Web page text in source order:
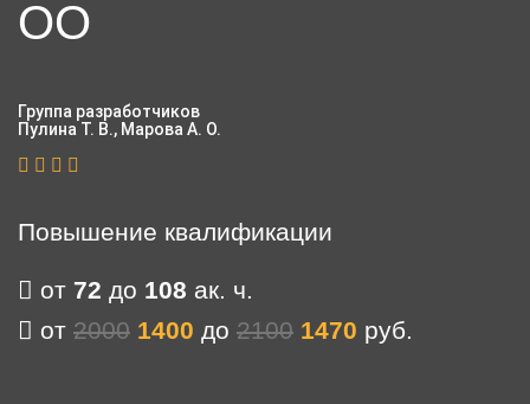
ОО
Группа разработчиков
Пулина Т. В., Марова А. О.
Повышение квалификации
от 72 до 108 ак. ч.
от 2000 1400 до 2100 1470 руб.